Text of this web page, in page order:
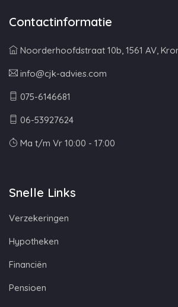
Contactinformatie
Noorderhoofdstraat 10b, 1561 AV,
info@cjk-advies.com
075-6146681
06-53927624
Ma t/m Vr 10:00 - 17:00
Snelle Links
Verzekeringen
Hypotheken
Financiën
Pensioen